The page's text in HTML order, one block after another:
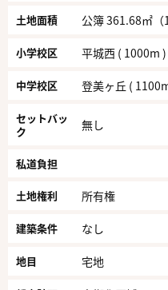
土地面積 公簿 361.68㎡（
小学校区 平城西 ( 1000m )
中学校区 登美ヶ丘 (
セットバッ
ク
無し
私道負担
土地権利 所有権
建築条件 なし
地目 宅地